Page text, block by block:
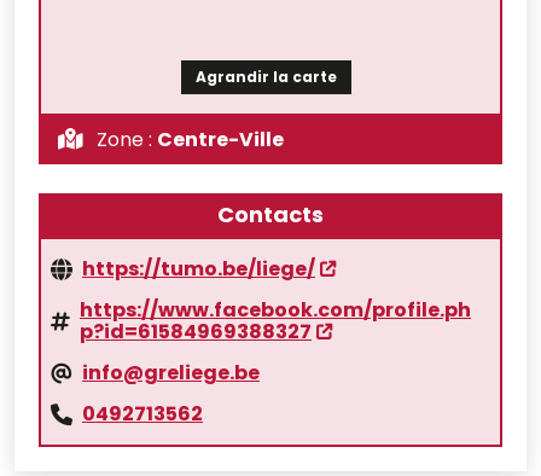
Agrandir la carte
Zone : Centre-Ville
Contacts
https://tumo.be/liege/
https://www.facebook.com/profile.ph
p?id=61584969388327
info@greliege.be
0492713562